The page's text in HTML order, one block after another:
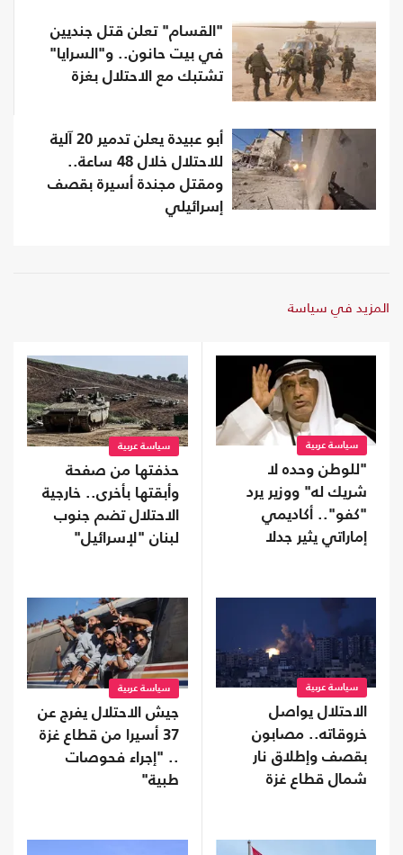
"القسام" تعلن قتل جنديين
في بيت حانون.. و"السرايا"
تشتبك مع الاحتلال بغزة
أبو عبيدة يعلن تدمير 20 آلية
للاحتلال خلال 48 ساعة..
ومقتل مجندة أسيرة بقصف
إسرائيلي
المزيد في سياسة
سياسة عربية
"للوطن وحده لا
شريك له" ووزير يرد
"كفو".. أكاديمي
إماراتي يثير جدلا
سياسة عربية
حذفتها من صفحة
وأبقتها بأخرى.. خارجية
الاحتلال تضم جنوب
لبنان "لإسرائيل"
سياسة عربية
الاحتلال يواصل
خروقاته.. مصابون
بقصف وإطلاق نار
شمال قطاع غزة
سياسة عربية
جيش الاحتلال يفرج عن
37 أسيرا من قطاع غزة
.. "إجراء فحوصات
طبية"